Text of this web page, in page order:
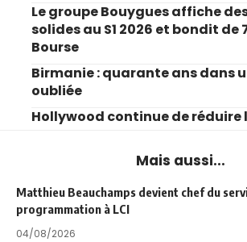
Le groupe Bouygues affiche
solides au S1 2026 et bondit de
Bourse
Birmanie : quarante ans dans
oubliée
Hollywood continue de réduire
Mais aussi...
Matthieu Beauchamps devient chef du
programmation à LCI
04/08/2026